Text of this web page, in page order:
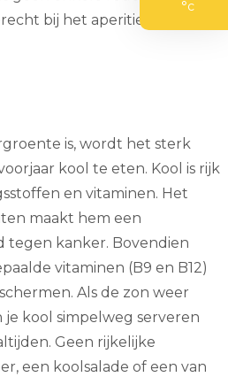
°c
bij het aperitief te
is, wordt het sterk
kool te eten. Kool is rijk
en vitaminen. Het
maakt hem een
tegen kanker. Bovendien
vitaminen (B9 en B12)
Als de zon weer
kool simpelweg serveren
Geen rijkelijke
een koolsalade of een van